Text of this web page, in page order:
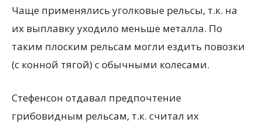
Чаще применялись уголковые рельсы, т.к. на
их выплавку уходило меньше металла. По
таким плоским рельсам могли ездить повозки
(с конной тягой) с обычными колесами.
Стефенсон отдавал предпочтение
грибовидным рельсам, т.к. считал их